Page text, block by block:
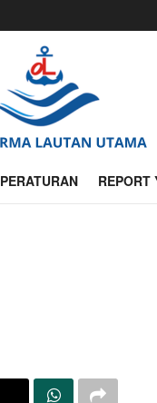
PERATURAN REPORT